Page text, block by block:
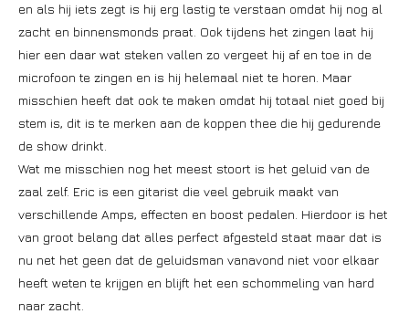
en als hij iets zegt is hij erg lastig te verstaan omdat hij nog al
zacht en binnensmonds praat. Ook tijdens het zingen laat hij
hier een daar wat steken vallen zo vergeet hij af en toe in de
microfoon te zingen en is hij helemaal niet te horen. Maar
misschien heeft dat ook te maken omdat hij totaal niet goed bij
stem is, dit is te merken aan de koppen thee die hij gedurende
de show drinkt.
Wat me misschien nog het meest stoort is het geluid van de
zaal zelf. Eric is een gitarist die veel gebruik maakt van
verschillende Amps, effecten en boost pedalen. Hierdoor is het
van groot belang dat alles perfect afgesteld staat maar dat is
nu net het geen dat de geluidsman vanavond niet voor elkaar
heeft weten te krijgen en blijft het een schommeling van hard
naar zacht.